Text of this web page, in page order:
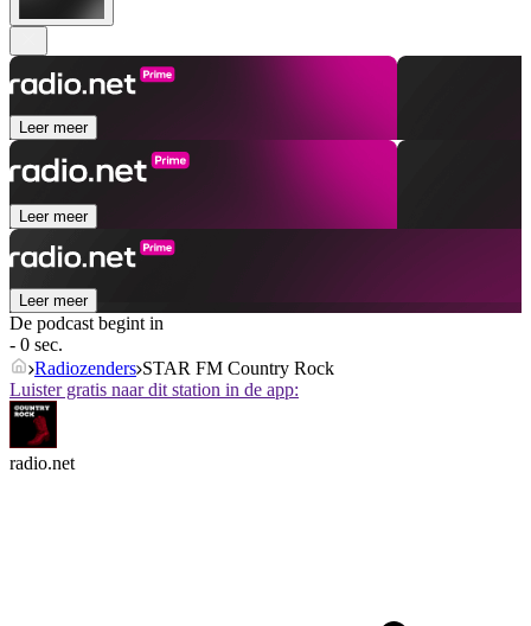
Leer meer
Leer meer
Leer meer
De podcast begint in
- 0 sec.
Radiozenders STAR FM Country Rock
Luister gratis naar dit station in de app:
radio.net